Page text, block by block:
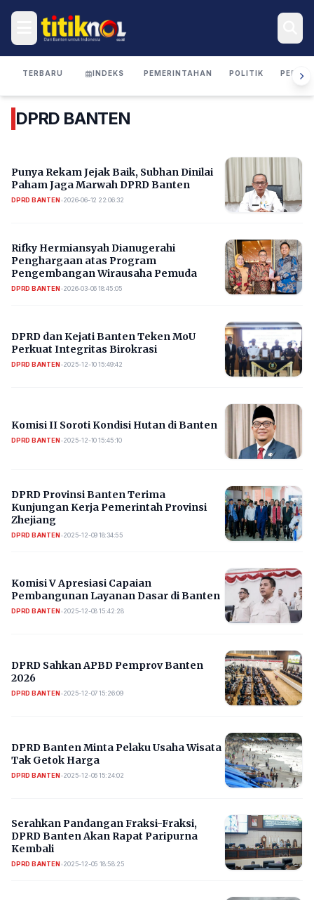
TERBARU INDEKS PEMERINTAHAN POLITIK
DPRD BANTEN
Punya Rekam Jejak Baik, Subhan Dinilai
Paham Jaga Marwah DPRD Banten
DPRD BANTEN•2026-06-12 22:06:32
Rifky Hermiansyah Dianugerahi
Penghargaan atas Program
Pengembangan Wirausaha Pemuda
DPRD BANTEN•2026-03-06 18:45:05
DPRD dan Kejati Banten Teken MoU
Perkuat Integritas Birokrasi
DPRD BANTEN•2025-12-10 15:49:42
Komisi II Soroti Kondisi Hutan di Banten
DPRD BANTEN•2025-12-10 15:45:10
DPRD Provinsi Banten Terima
Kunjungan Kerja Pemerintah Provinsi
Zhejiang
DPRD BANTEN•2025-12-09 18:34:55
Komisi V Apresiasi Capaian
Pembangunan Layanan Dasar di Banten
DPRD BANTEN•2025-12-08 15:42:28
DPRD Sahkan APBD Pemprov Banten
2026
DPRD BANTEN•2025-12-07 15:26:09
DPRD Banten Minta Pelaku Usaha Wisata
Tak Getok Harga
DPRD BANTEN•2025-12-06 15:24:02
Serahkan Pandangan Fraksi-Fraksi,
DPRD Banten Akan Rapat Paripurna
Kembali
DPRD BANTEN•2025-12-05 18:58:25